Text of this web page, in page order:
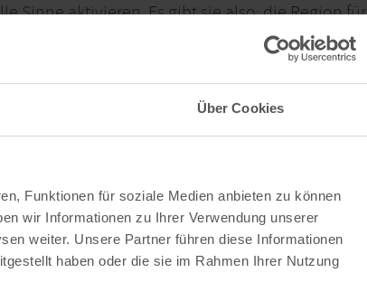
Über Cookies
Funktionen für soziale Medien anbieten zu können
wir Informationen zu Ihrer Verwendung unserer
weiter. Unsere Partner führen diese Informationen
haben oder die sie im Rahmen Ihrer Nutzung
Sinne aktivieren. Es gibt sie also: die Region für